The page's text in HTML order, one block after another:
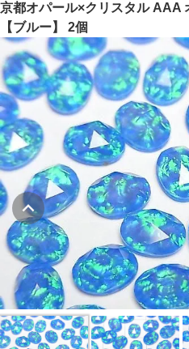
京都オパール×クリスタル AAA
【ブルー】 2個